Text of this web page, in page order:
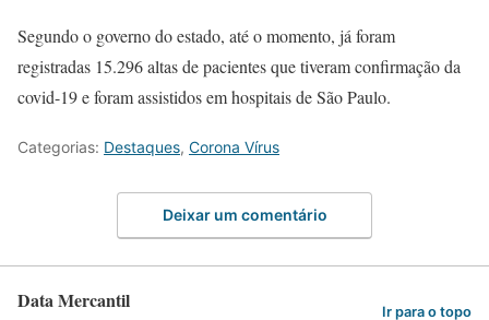
Segundo o governo do estado, até o momento, já foram
registradas 15.296 altas de pacientes que tiveram confirmação da
covid-19 e foram assistidos em hospitais de São Paulo.
Categorias: Destaques, Corona Vírus
Deixar um comentário
Data Mercantil Ir para o topo